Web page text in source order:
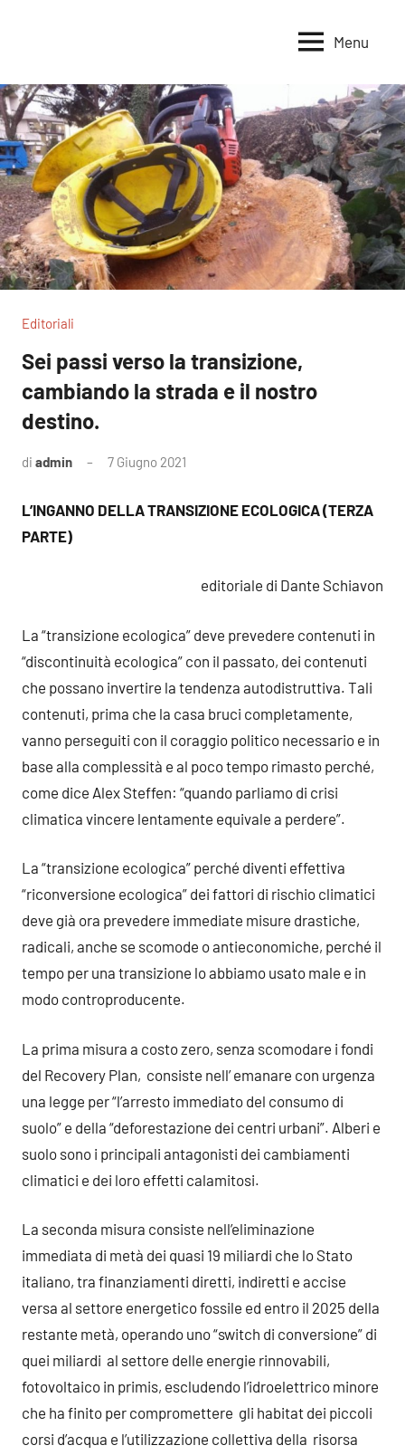
per
la
Terra
per
la
Sovranità
Alimentare
Menu
Editoriali
Sei passi verso la transizione,
cambiando la strada e il nostro
destino.
di admin 7 Giugno 2021
L’INGANNO DELLA TRANSIZIONE ECOLOGICA (TERZA
PARTE)
editoriale di Dante Schiavon
La “transizione ecologica” deve prevedere contenuti in
“discontinuità ecologica” con il passato, dei contenuti
che possano invertire la tendenza autodistruttiva. Tali
contenuti, prima che la casa bruci completamente,
vanno perseguiti con il coraggio politico necessario e in
base alla complessità e al poco tempo rimasto perché,
come dice Alex Steffen: “quando parliamo di crisi
climatica vincere lentamente equivale a perdere”.
La “transizione ecologica” perché diventi effettiva
“riconversione ecologica” dei fattori di rischio climatici
deve già ora prevedere immediate misure drastiche,
radicali, anche se scomode o antieconomiche, perché il
tempo per una transizione lo abbiamo usato male e in
modo controproducente.
La prima misura a costo zero, senza scomodare i fondi
del Recovery Plan, consiste nell’ emanare con urgenza
una legge per “l’arresto immediato del consumo di
suolo” e della “deforestazione dei centri urbani”. Alberi e
suolo sono i principali antagonisti dei cambiamenti
climatici e dei loro effetti calamitosi.
La seconda misura consiste nell’eliminazione
immediata di metà dei quasi 19 miliardi che lo Stato
italiano, tra finanziamenti diretti, indiretti e accise
versa al settore energetico fossile ed entro il 2025 della
restante metà, operando uno “switch di conversione” di
quei miliardi al settore delle energie rinnovabili,
fotovoltaico in primis, escludendo l’idroelettrico minore
che ha finito per compromettere gli habitat dei piccoli
corsi d’acqua e l’utilizzazione collettiva della risorsa